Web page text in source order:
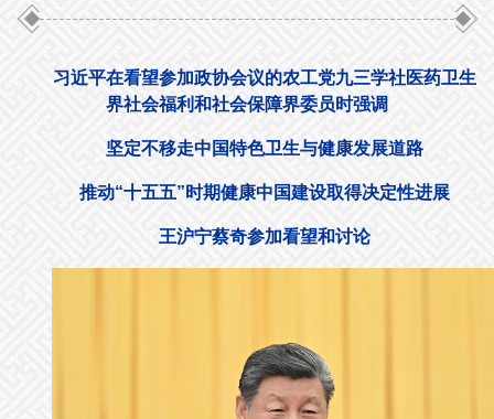
习近平在看望参加政协会议的农工党九三学社医药卫生
界社会福利和社会保障界委员时强调
坚定不移走中国特色卫生与健康发展道路
推动“十五五”时期健康中国建设取得决定性进展
王沪宁蔡奇参加看望和讨论